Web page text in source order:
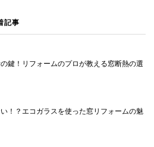
記事
鍵！リフォームのプロが教える窓断熱の選
！？エコガラスを使った窓リフォームの魅